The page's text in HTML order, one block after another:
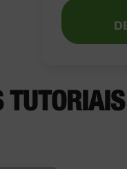
TUTORIAIS